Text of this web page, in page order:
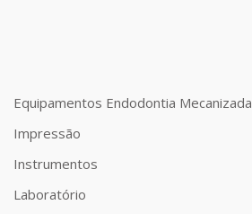
Equipamentos Endodontia Mecanizada
Impressão
Instrumentos
Laboratório